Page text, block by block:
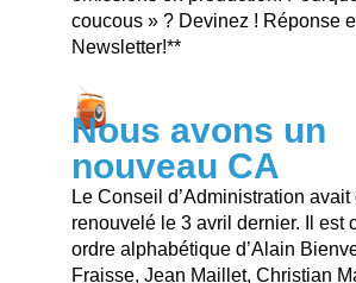
coucous » ? Devinez ! Réponse
Newsletter!**
Nous avons un
nouveau CA
Le Conseil d’Administration avait
renouvelé le 3 avril dernier. Il est
ordre alphabétique d’Alain
Fraisse, Jean Maillet, Christian